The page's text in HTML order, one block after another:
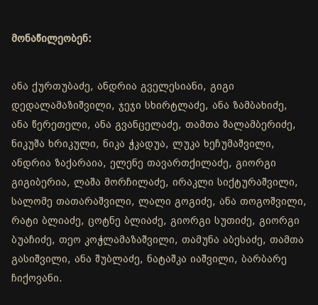
მონაწილეობენ:
ანა ქურთუბაძე, ანდრია გველესიანი, გიგი
დედალამაზიშვილი, ჯეჯი სხირტლაძე, ანა ზამბახიძე,
ანა წერეთელი, ანა გვანცელაძე, თამთა შალამბერიძე,
ნიკუშა ხრიკული, ნიკა ჭკადუა, ლუკა ხეჩუმაშვილი,
ანდრია ზაქარაია, ელენე თავართქილაძე, გიორგი
გიგიბერია, ლაშა მორჩილაძე, ირაკლი სიქტურაშვილი,
სალომე თათარაშვილი, ლალი გოგიძე, ანა თოგოშვილი,
რატი ბლიაძე, ცოტნე ბლიაძე, გიორგი სუთიძე, გიორგი
ბუაჩიძე, თეო კოჭლამაზაშვილი, თამუნა აბესაძე, თამთა
გასიშვილი, ანა შუბლაძე, ნატაშკა იაშვილი, ბარბარე
ჩიქოვანი.